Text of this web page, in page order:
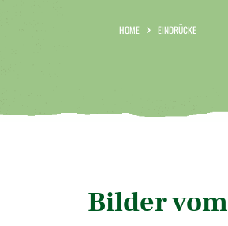
HOME EINDRÜCKE
KONTAKT
Bilder vom